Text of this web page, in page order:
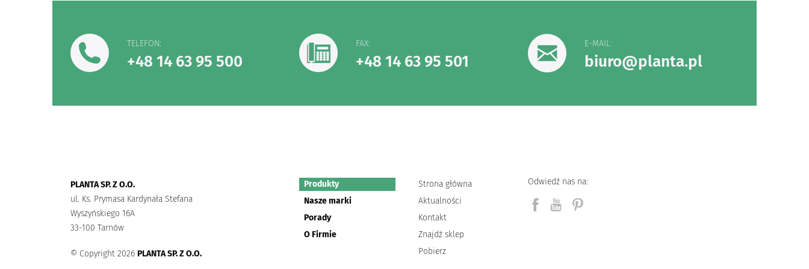
TELEFON:
+48 14 63 95 500
FAX:
+48 14 63 95 501
E-MAIL:
biuro@planta.pl
PLANTA SP. Z O.O.
ul. Ks. Prymasa Kardynała Stefana
Wyszyńskiego 16A
33-100 Tarnów
© Copyright 2026 PLANTA SP. Z O.O.
Produkty
Nasze marki
Porady
O Firmie
Strona główna
Aktualności
Kontakt
Znajdź sklep
Pobierz
Odwiedź nas na: